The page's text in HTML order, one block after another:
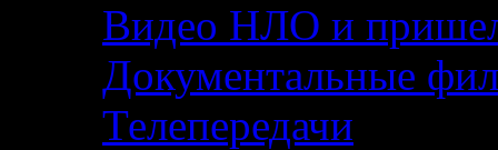
Видео НЛО и
Документальные
Телепередачи